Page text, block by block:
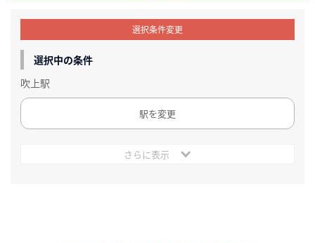
選択条件変更
選択中の条件
吹上駅
駅を変更
さらに表示